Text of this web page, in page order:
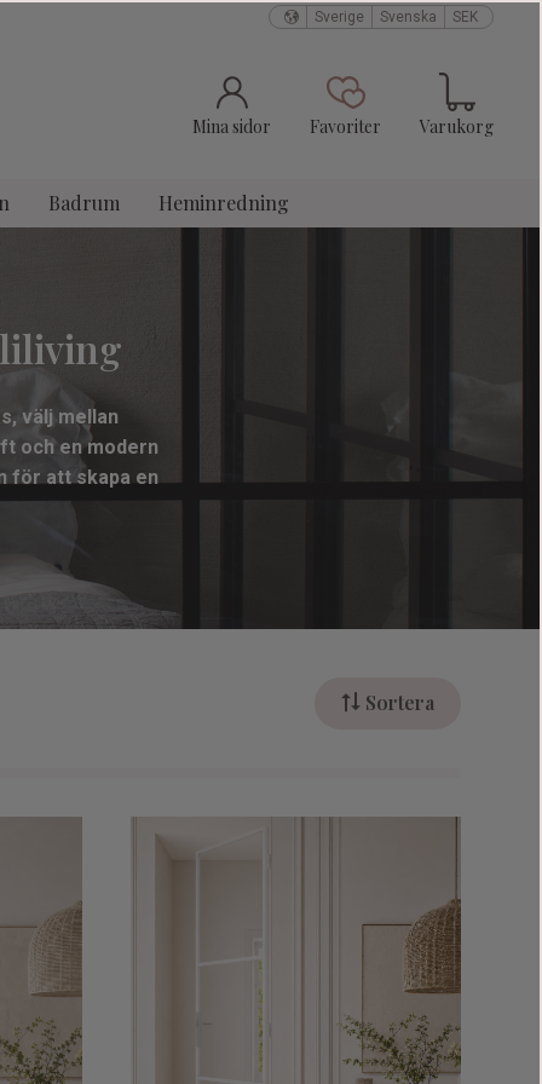
Sverige Svenska SEK
Mina sidor Favoriter
Favoriter Varukorg
Badrum Heminredning
välj mellan
och en modern
för att skapa en
Sortera